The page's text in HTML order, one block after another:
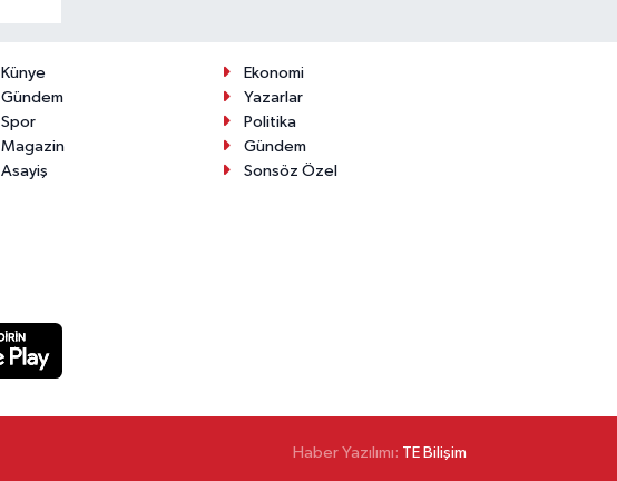
Künye
Ekonomi
Gündem
Yazarlar
Spor
Politika
Magazin
Gündem
Asayiş
Sonsöz Özel
Haber Yazılımı: TE Bilişim